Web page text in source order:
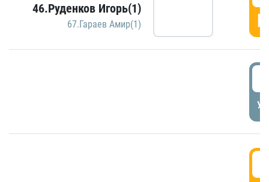
46.Руденков Игорь(1)
67.Гараев Амир(1)